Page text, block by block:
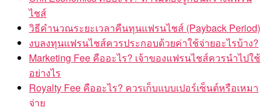
ไชส์
วิธีคำนวณระยะเวลาคืนทุนแฟรนไชส์ (Payback Period)
งบลงทุนแฟรนไชส์ควรประกอบด้วยค่าใช้จ่ายอะไรบ้าง?
Marketing Fee คืออะไร? เจ้าของแฟรนไชส์ควรนำไปใช้
อย่างไร
Royalty Fee คืออะไร? ควรเก็บแบบเปอร์เซ็นต์หรือเหมา
จ่าย